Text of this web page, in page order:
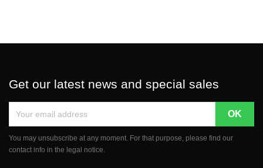
Get our latest news and special sales
You may unsubscribe at any moment. For that purpose, please find our
contact info in the legal notice.